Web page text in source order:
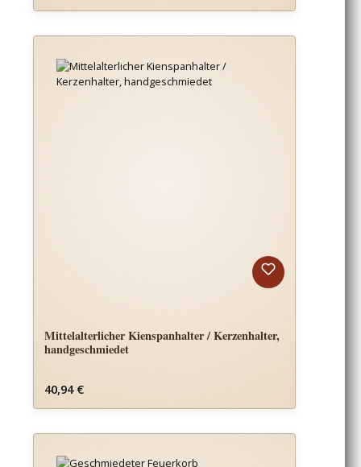
Mittelalterlicher Kienspanhalter / Kerzenhalter,
handgeschmiedet
Regulärer Preis:
40,94 €